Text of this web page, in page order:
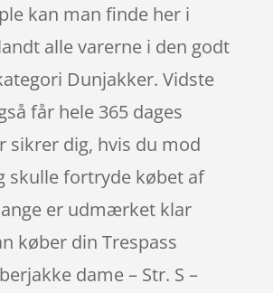
kan man finde her i
alle varerne i den godt
Dunjakker. Vidste
får hele 365 dages
sikrer dig, hvis du mod
skulle fortryde købet af
er udmærket klar
køber din Trespass
dame – Str. S –